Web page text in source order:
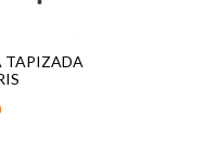
TAPIZADA